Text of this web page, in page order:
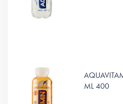
ML 400